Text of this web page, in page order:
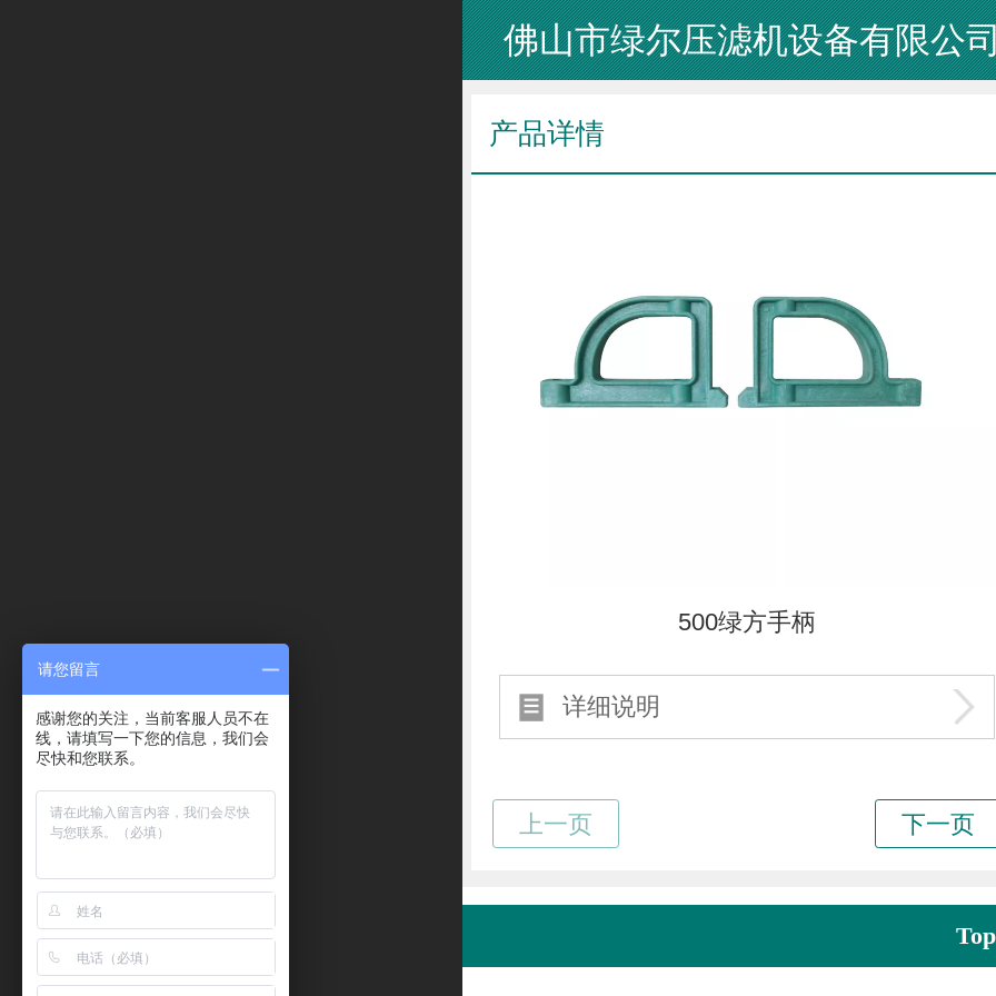
佛山市绿尔压滤机设备有限公
产品详情
500绿方手柄
详细说明
Top
请您留言
感谢您的关注，当前客服人员不在
线，请填写一下您的信息，我们会
尽快和您联系。